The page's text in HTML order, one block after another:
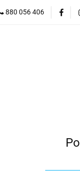
880 056 406
Torebki Torby i